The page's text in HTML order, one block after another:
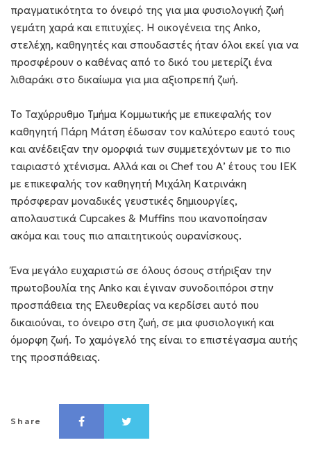
πραγματικότητα το όνειρό της για μια φυσιολογική ζωή
γεμάτη χαρά και επιτυχίες. Η οικογένεια της Anko,
στελέχη, καθηγητές και σπουδαστές ήταν όλοι εκεί για να
προσφέρουν ο καθένας από το δικό του μετερίζι ένα
λιθαράκι στο δικαίωμα για μια αξιοπρεπή ζωή.
Το Ταχύρρυθμο Τμήμα Κομμωτικής με επικεφαλής τον
καθηγητή Πάρη Μάτση έδωσαν τον καλύτερο εαυτό τους
και ανέδειξαν την ομορφιά των συμμετεχόντων με το πιο
ταιριαστό χτένισμα. Αλλά και οι Chef του Α’ έτους του ΙΕΚ
με επικεφαλής τον καθηγητή Μιχάλη Κατρινάκη
πρόσφεραν μοναδικές γευστικές δημιουργίες,
απολαυστικά Cupcakes & Muffins που ικανοποίησαν
ακόμα και τους πιο απαιτητικούς ουρανίσκους.
Ένα μεγάλο ευχαριστώ σε όλους όσους στήριξαν την
πρωτοβουλία της Anko και έγιναν συνοδοιπόροι στην
προσπάθεια της Ελευθερίας να κερδίσει αυτό που
δικαιούναι, το όνειρο στη ζωή, σε μια φυσιολογική και
όμορφη ζωή. Το χαμόγελό της είναι το επιστέγασμα αυτής
της προσπάθειας.
Share